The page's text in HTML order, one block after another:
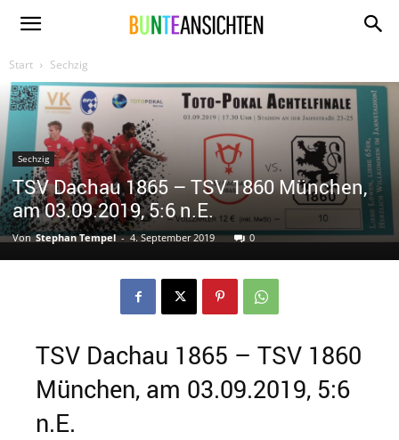
www.bunte-
ansichten.de
Start Sechzig
Sechzig
TSV Dachau 1865 – TSV 1860 München,
am 03.09.2019, 5:6 n.E.
Von Stephan Tempel - 4. September 2019 0
TSV Dachau 1865 – TSV 1860
München, am 03.09.2019, 5:6
n.E.